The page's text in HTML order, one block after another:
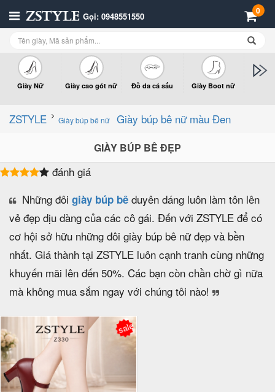
Gọi: 0948551550 0
Giày Nữ Giày cao gót nữ Đồ da cá sấu Giày Boot nữ
ZSTYLE Giày búp bê nữ Giày búp bê nữ màu Đen
GIÀY BÚP BÊ ĐẸP
đánh giá
Những đôi giày búp bê duyên dáng luôn làm tôn lên
vẻ đẹp dịu dàng của các cô gái. Đến với ZSTYLE để có
cơ hội sở hữu những đôi giày búp bê nữ đẹp và bền
nhất. Giá thành tại ZSTYLE luôn cạnh tranh cùng những
khuyến mãi lên đến 50%. Các bạn còn chần chờ gì nữa
mà không mua sắm ngay với chúng tôi nào!
sale